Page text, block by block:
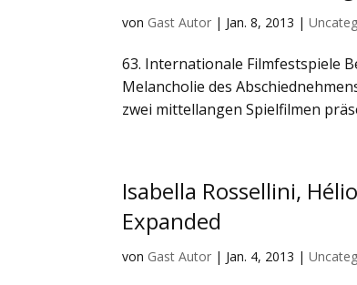
von Gast Autor | Jan. 8, 2013 |
63. Internationale Filmfestspiele
Melancholie des
zwei mittellangen Spielfilmen
Isabella Rossellini,
Expanded
von Gast Autor | Jan. 4, 2013 |